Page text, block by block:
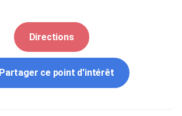
Directions
Partager ce point d'intérêt